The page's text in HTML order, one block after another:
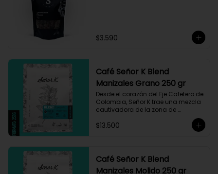
$3.590
Café Señor K Blend
Manizales Grano 250 gr
Desde el corazón del Eje Cafetero de
Colombia, Señor K trae una mezcla
cautivadora de la zona de
Manizales, entre 1.800 y 1.950 msnm.
La variedad es Castillo, que ha sido
trazas de chocolate. El tueste medio
permite degustar todos los sabores
complejos de este café
$13.500
Café Señor K Blend
Manizales Molido 250 gr